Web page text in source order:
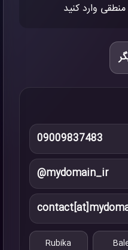
وارد کنید
09009837483
@mydomain_ir
Rubika